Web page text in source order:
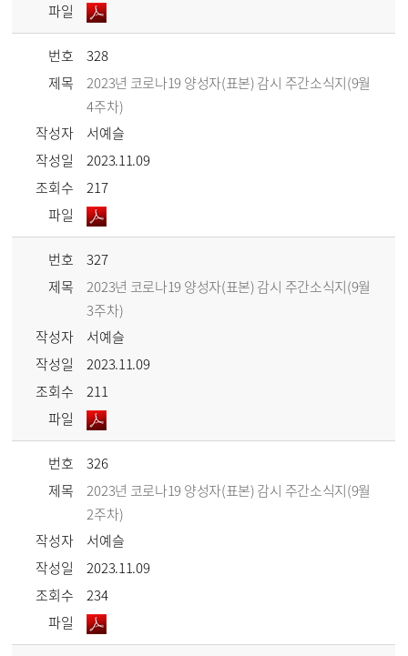
파일
번호
328
제목
2023년 코로나19 양성자(표본) 감시 주간소식지(9월
4주차)
작성자
서예슬
작성일
2023.11.09
조회수
217
파일
번호
327
제목
2023년 코로나19 양성자(표본) 감시 주간소식지(9월
3주차)
작성자
서예슬
작성일
2023.11.09
조회수
211
파일
번호
326
제목
2023년 코로나19 양성자(표본) 감시 주간소식지(9월
2주차)
작성자
서예슬
작성일
2023.11.09
조회수
234
파일